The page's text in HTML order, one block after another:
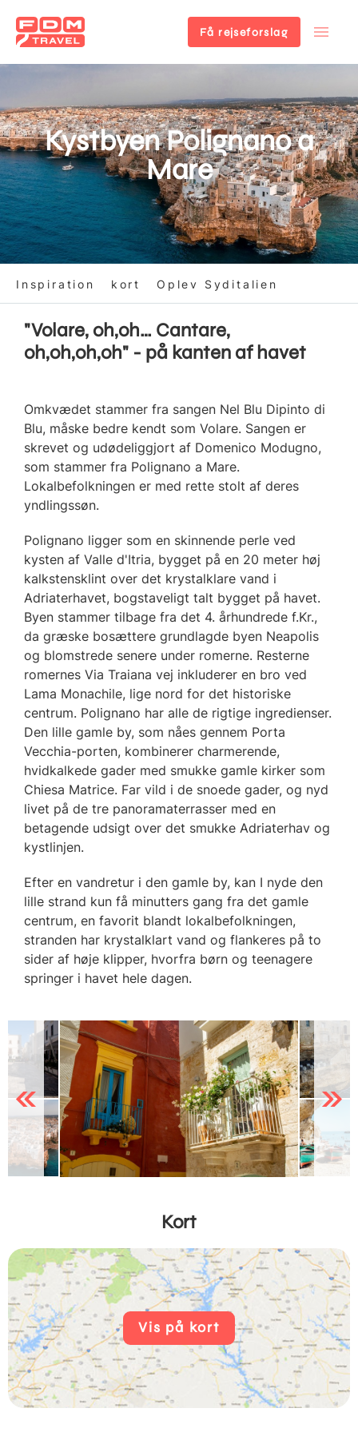
Få rejseforslag
Kystbyen Polignano a
Mare
Inspiration kort Oplev Syditalien
"Volare, oh,oh… Cantare,
oh,oh,oh,oh" - på kanten af havet
Omkvædet stammer fra sangen Nel Blu Dipinto di
Blu, måske bedre kendt som Volare. Sangen er
skrevet og udødeliggjort af Domenico Modugno,
som stammer fra Polignano a Mare.
Lokalbefolkningen er med rette stolt af deres
yndlingssøn.
Polignano ligger som en skinnende perle ved
kysten af ​​Valle d'Itria, bygget på en 20 meter høj
kalkstensklint over det krystalklare vand i
Adriaterhavet, bogstaveligt talt bygget på havet.
Byen stammer tilbage fra det 4. århundrede f.Kr.,
da græske bosættere grundlagde byen Neapolis
og blomstrede senere under romerne. Resterne
romernes Via Traiana vej inkluderer en bro ved
Lama Monachile, lige nord for det historiske
centrum. Polignano har alle de rigtige ingredienser.
Den lille gamle by, som nåes gennem Porta
Vecchia-porten, kombinerer charmerende,
hvidkalkede gader med smukke gamle kirker som
Chiesa Matrice. Far vild i de snoede gader, og nyd
livet på de ​​tre panoramaterrasser med en
betagende udsigt over det smukke Adriaterhav og
kystlinjen.
Efter en vandretur i den gamle by, kan I nyde den
lille strand kun få minutters gang fra det gamle
centrum, en favorit blandt lokalbefolkningen,
stranden har krystalklart vand og flankeres på to
sider af høje klipper, hvorfra børn og teenagere
springer i havet hele dagen.
Previous Next
Kort
Vis på kort